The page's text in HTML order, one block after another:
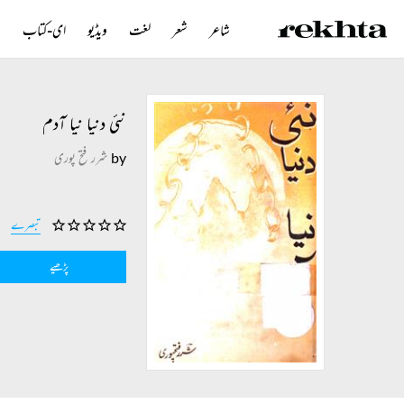
نئی دنیا نیا آدم
by شرر فتح پوری
تبصرے
پڑھیے
شاعر شعر لغت ویڈیو ای-کتاب